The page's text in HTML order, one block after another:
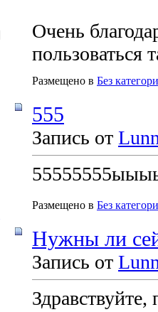
Очень
пользоваться
Размещено в Без
555
Запись от
Размещено в Без
Нужны ли
Запись от
Здравствуйте,